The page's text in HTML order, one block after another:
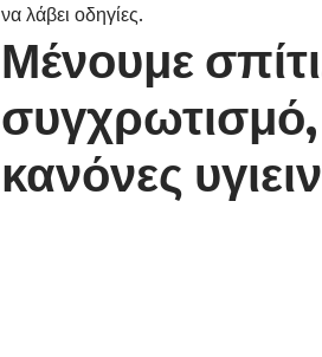
να λάβει οδηγίες.
Μένουμε
κανόνες